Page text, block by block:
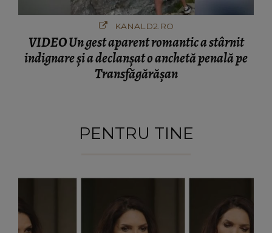
KANALD2.RO
VIDEO Un gest aparent romantic a stârnit
indignare și a declanșat o anchetă penală pe
Transfăgărășan
PENTRU TINE